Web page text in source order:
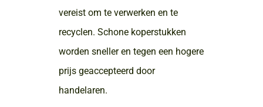
vereist om te verwerken en te
recyclen. Schone koperstukken
worden sneller en tegen een hogere
prijs geaccepteerd door
handelaren.